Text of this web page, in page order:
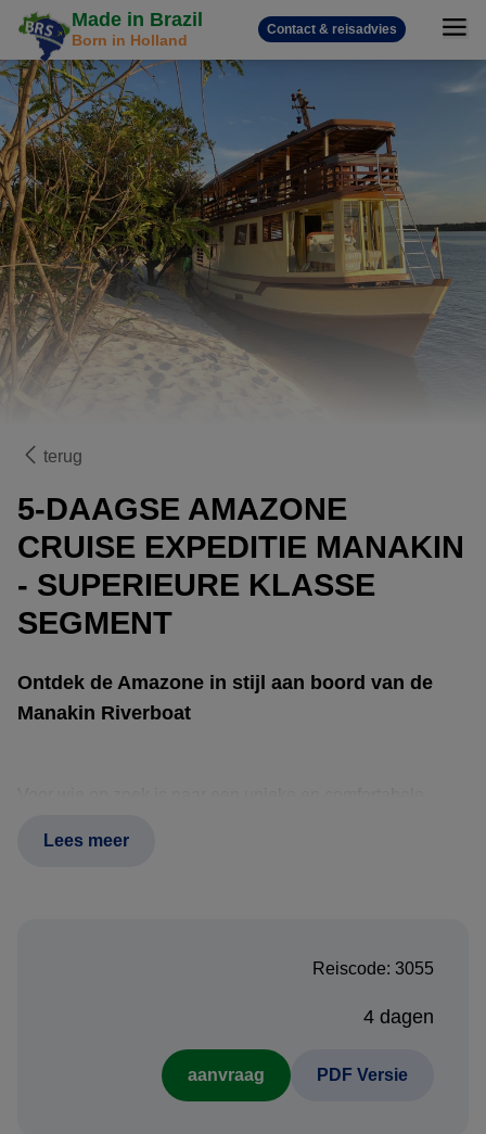
Made in Brazil
Born in Holland
Contact & reisadvies
terug
5-DAAGSE AMAZONE
CRUISE EXPEDITIE MANAKIN
- SUPERIEURE KLASSE
SEGMENT
Ontdek de Amazone in stijl aan boord van de
Manakin Riverboat
gastronomische maaltijden met lokale ingrediënten, en
begeleide excursies door het regenwoud en afgelegen
Lees meer
Reiscode: 3055
4 dagen
aanvraag PDF Versie